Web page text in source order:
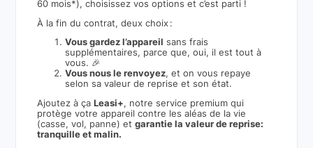
60 mois*), choisissez vos options et c’est parti !
À la fin du contrat, deux choix :
Vous gardez l’appareil sans frais
supplémentaires, parce que, oui, il est tout à
vous. 🎉
Vous nous le renvoyez, et on vous repaye
selon sa valeur de reprise et son état.
Ajoutez à ça Leasi+, notre service premium qui
protège votre appareil contre les aléas de la vie
(casse, vol, panne) etgarantie la valeur de reprise:
tranquille et malin.